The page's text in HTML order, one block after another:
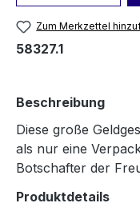
Zum Merkzettel
58327.1
Beschreibung
Diese große
als nur eine
Botschafter der
Produktdetails